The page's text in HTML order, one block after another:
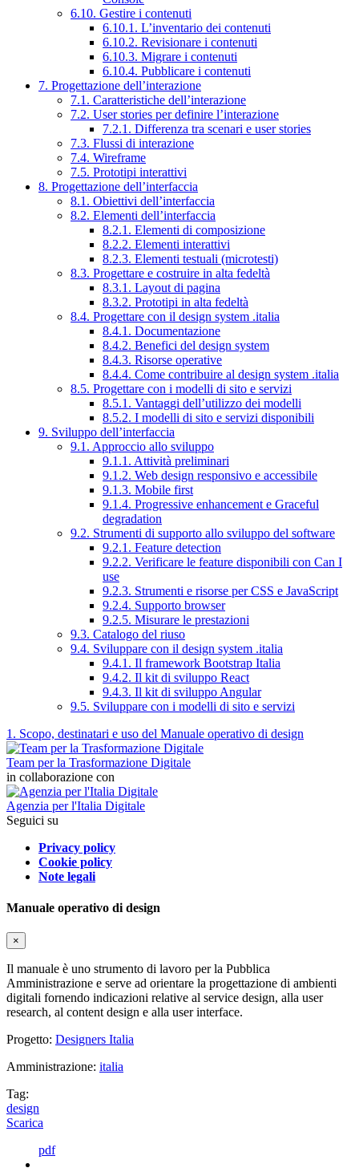
6.10. Gestire i contenuti
6.10.1. L’inventario dei contenuti
6.10.2. Revisionare i contenuti
6.10.3. Migrare i contenuti
6.10.4. Pubblicare i contenuti
7. Progettazione dell’interazione
7.1. Caratteristiche dell’interazione
7.2. User stories per definire l’interazione
7.2.1. Differenza tra scenari e user stories
7.3. Flussi di interazione
7.4. Wireframe
7.5. Prototipi interattivi
8. Progettazione dell’interfaccia
8.1. Obiettivi dell’interfaccia
8.2. Elementi dell’interfaccia
8.2.1. Elementi di composizione
8.2.2. Elementi interattivi
8.2.3. Elementi testuali (microtesti)
8.3. Progettare e costruire in alta fedeltà
8.3.1. Layout di pagina
8.3.2. Prototipi in alta fedeltà
8.4. Progettare con il design system .italia
8.4.1. Documentazione
8.4.2. Benefici del design system
8.4.3. Risorse operative
8.4.4. Come contribuire al design system .italia
8.5. Progettare con i modelli di sito e servizi
8.5.1. Vantaggi dell’utilizzo dei modelli
8.5.2. I modelli di sito e servizi disponibili
9. Sviluppo dell’interfaccia
9.1. Approccio allo sviluppo
9.1.1. Attività preliminari
9.1.2. Web design responsivo e accessibile
9.1.3. Mobile first
9.1.4. Progressive enhancement e Graceful
degradation
9.2. Strumenti di supporto allo sviluppo del software
9.2.1. Feature detection
9.2.2. Verificare le feature disponibili con Can I
use
9.2.3. Strumenti e risorse per CSS e JavaScript
9.2.4. Supporto browser
9.2.5. Misurare le prestazioni
9.3. Catalogo del riuso
9.4. Sviluppare con il design system .italia
9.4.1. Il framework Bootstrap Italia
9.4.2. Il kit di sviluppo React
9.4.3. Il kit di sviluppo Angular
9.5. Sviluppare con i modelli di sito e servizi
1. Scopo, destinatari e uso del Manuale operativo di design
Team per la Trasformazione Digitale
in collaborazione con
Agenzia per l'Italia Digitale
Seguici su
Privacy policy
Cookie policy
Note legali
Manuale operativo di design
×
Il manuale è uno strumento di lavoro per la Pubblica
Amministrazione e serve ad orientare la progettazione di ambienti
digitali fornendo indicazioni relative al service design, alla user
research, al content design e alla user interface.
Progetto: Designers Italia
Amministrazione: italia
Tag:
design
Scarica
pdf